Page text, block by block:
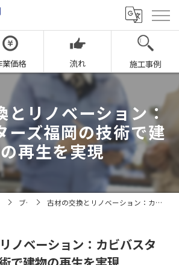
業価格 流れ 施工事例
とリノベーション：
ーズ福岡の技術で建
再生を実現
ブログ 古材の交換とリノベーション：カビバスターズ福岡の技術で建物の再生を実現
ノベーション：カビバスタ